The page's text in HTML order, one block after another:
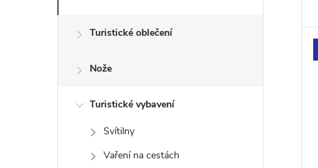
n
Turistické oblečení
Nože
Turistické vybavení
Svítilny
Vaření na cestách
k